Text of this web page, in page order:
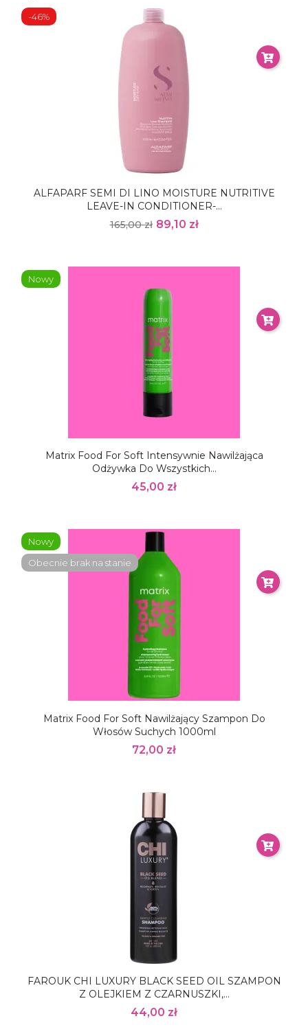
ALFAPARF SEMI DI LINO MOISTURE NUTRITIVE
LEAVE-IN CONDITIONER-...
165,00 zł 89,10 zł
-46%
Matrix Food For Soft Intensywnie Nawilżająca
Odżywka Do Wszystkich...
45,00 zł
Nowy
Matrix Food For Soft Nawilżający Szampon Do
Włosów Suchych 1000ml
72,00 zł
Nowy
Obecnie brak na stanie
FAROUK CHI LUXURY BLACK SEED OIL SZAMPON
Z OLEJKIEM Z CZARNUSZKI,...
44,00 zł